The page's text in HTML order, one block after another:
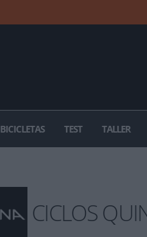
BICICLETAS TEST TALLER
CICLOS